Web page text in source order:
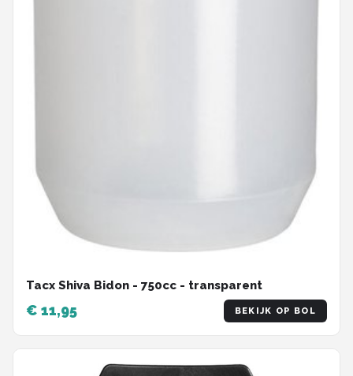
Tacx Shiva Bidon - 750cc - transparent
€ 11,95 BEKIJK OP BOL